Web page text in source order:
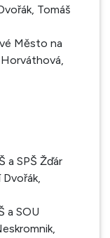
Tomáš
Město na
a SPŠ Žďár
a SOU